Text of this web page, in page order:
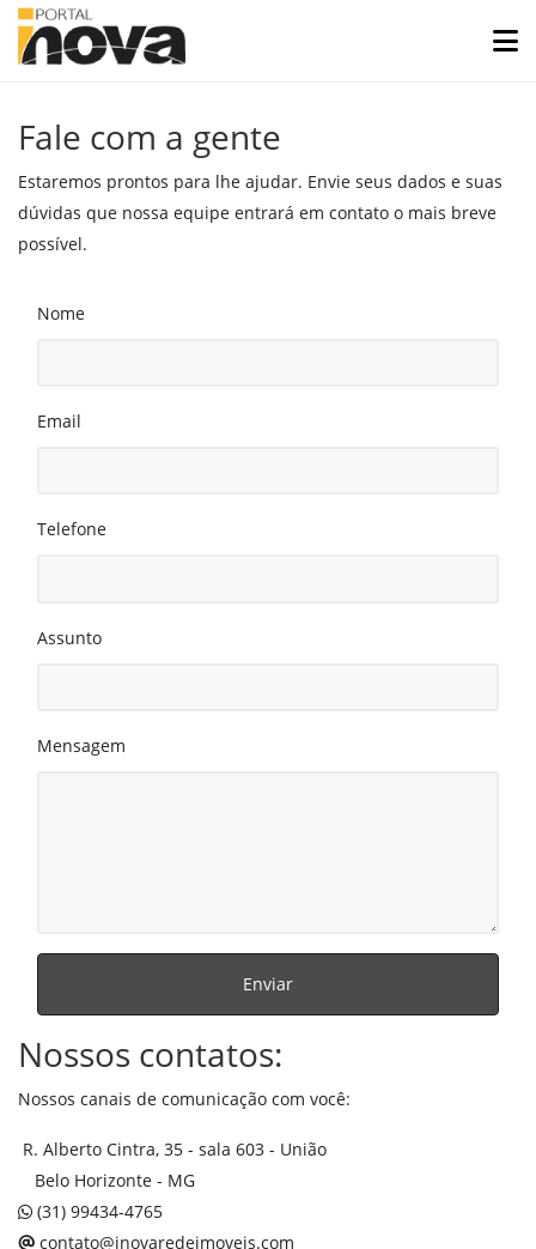
Fale com a gente
Estaremos prontos para lhe ajudar. Envie seus dados e suas
dúvidas que nossa equipe entrará em contato o mais breve
possível.
Nome
Email
Telefone
Assunto
Mensagem
Enviar
Nossos contatos:
Nossos canais de comunicação com você:
R. Alberto Cintra, 35 - sala 603 - União
Belo Horizonte - MG
(31) 99434-4765
contato@inovaredeimoveis.com